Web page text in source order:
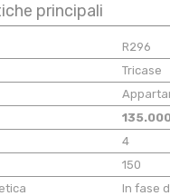
principali
R296
Tricase
4
150
In fase